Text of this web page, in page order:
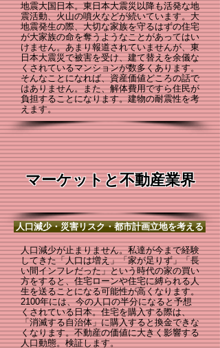
地震大国日本。東日本大震災以降も活発な地
震活動、火山の噴火などが続いています。大
地震発生の際、大切な家族を守るはずの住宅
が大家族の命を奪うようなことがあってはい
けません。あまり報道されていませんが、東
日本大震災で被害を受け、建て替えを余儀な
くされているマンションが数多くあります。
そんなことになれば、資産価値どころの話で
はありません。また、解体費用ですら住民が
負担することになります。建物の耐震性を考
えます。
マーケットと不動産業界
人口減少・災害リスク・都市計画立地を考える
人口減少が止まりません。私達が今まで経験
してきた「人口は増え」「家が足りず」「長
い間インフレだった」という時代の家の買い
方をすると、住宅ローンや住宅に縛られる人
生を送ることになる可能性が高くなります。
2100年には、今の人口の半分になると予想
くされている日本。住宅を購入する際は、
「消滅する自治体」に購入すると換金できな
くなります。不動産の価値に大きく影響する
人口動態。検証します。